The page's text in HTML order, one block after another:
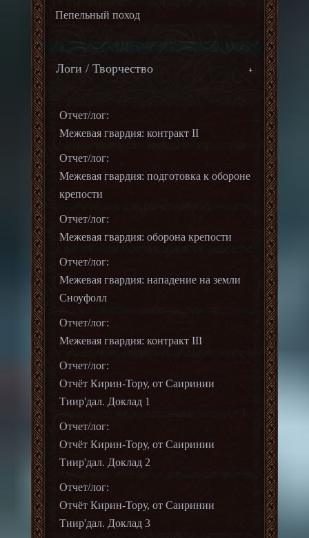
Пепельный поход
Логи / Творчество
Отчет/лог:
Межевая гвардия: контракт II
Отчет/лог:
Межевая гвардия: подготовка к обороне
крепости
Отчет/лог:
Межевая гвардия: оборона крепости
Отчет/лог:
Межевая гвардия: нападение на земли
Сноуфолл
Отчет/лог:
Межевая гвардия: контракт III
Отчет/лог:
Отчёт Кирин-Тору, от Саиринии
Тиир'дал. Доклад 1
Отчет/лог:
Отчёт Кирин-Тору, от Саиринии
Тиир'дал. Доклад 2
Отчет/лог:
Отчёт Кирин-Тору, от Саиринии
Тиир'дал. Доклад 3